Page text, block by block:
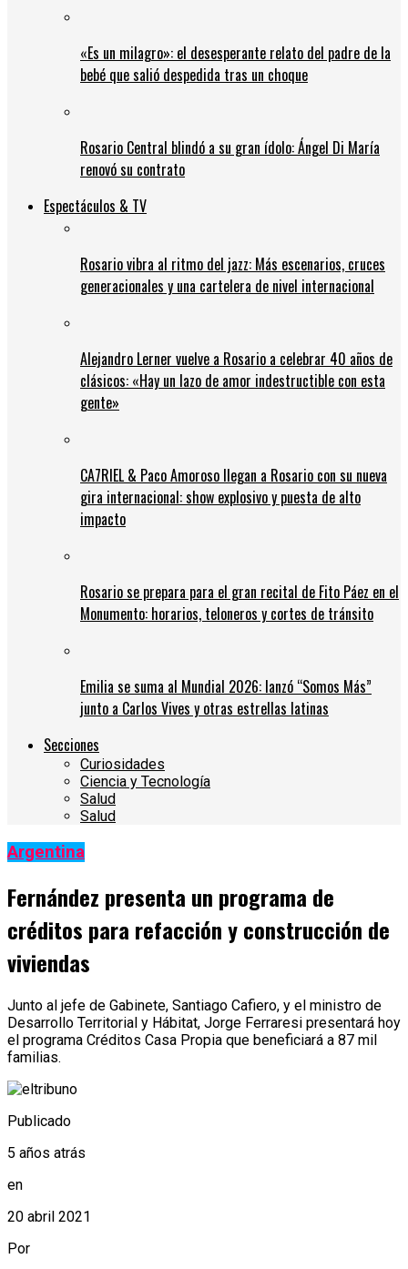
«Es un milagro»: el desesperante relato del padre de la
bebé que salió despedida tras un choque
Rosario Central blindó a su gran ídolo: Ángel Di María
renovó su contrato
Espectáculos & TV
Rosario vibra al ritmo del jazz: Más escenarios, cruces
generacionales y una cartelera de nivel internacional
Alejandro Lerner vuelve a Rosario a celebrar 40 años de
clásicos: «Hay un lazo de amor indestructible con esta
gente»
CA7RIEL & Paco Amoroso llegan a Rosario con su nueva
gira internacional: show explosivo y puesta de alto
impacto
Rosario se prepara para el gran recital de Fito Páez en el
Monumento: horarios, teloneros y cortes de tránsito
Emilia se suma al Mundial 2026: lanzó “Somos Más”
junto a Carlos Vives y otras estrellas latinas
Secciones
Curiosidades
Ciencia y Tecnología
Salud
Salud
Argentina
Fernández presenta un programa de
créditos para refacción y construcción de
viviendas
Junto al jefe de Gabinete, Santiago Cafiero, y el ministro de
Desarrollo Territorial y Hábitat, Jorge Ferraresi presentará hoy
el programa Créditos Casa Propia que beneficiará a 87 mil
familias.
Publicado
5 años atrás
en
20 abril 2021
Por